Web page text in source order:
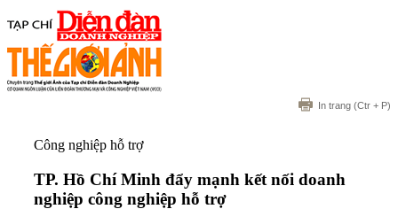
In trang (Ctr + P)
Công nghiệp hỗ trợ
TP. Hồ Chí Minh đẩy mạnh kết nối doanh
nghiệp công nghiệp hỗ trợ